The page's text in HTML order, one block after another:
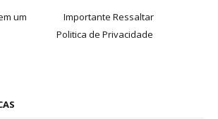
um
Importante Ressaltar
Politica de Privacidade